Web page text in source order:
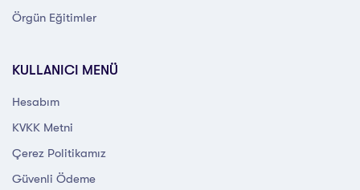
Örgün Eğitimler
KULLANICI MENÜ
Hesabım
KVKK Metni
Çerez Politikamız
Güvenli Ödeme